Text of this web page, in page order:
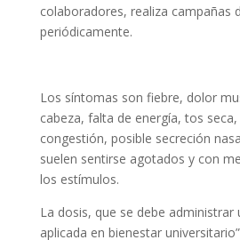
colaboradores, realiza campañas
periódicamente.
Los síntomas son fiebre, dolor
cabeza, falta de energía, tos
congestión, posible secreción
suelen sentirse agotados y con
los estímulos.
La dosis, que se debe administrar
aplicada en bienestar